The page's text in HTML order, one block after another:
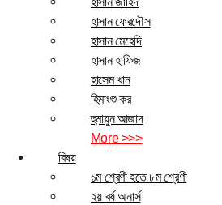
হাসান ফেরদৌস
হাসান মেহেদি
হাসান হাফিজ
হাসেম খান
হিমাংশু কর
হুমায়ুন আজাদ
More >>>
বিষয়
১ম শ্রেণী হতে ৮ম শ্রেণী
২য় বর্ষ অনার্স